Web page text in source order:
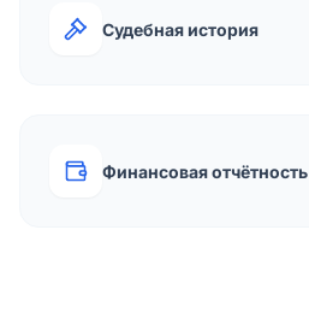
Судебная история
Финансовая отчётность